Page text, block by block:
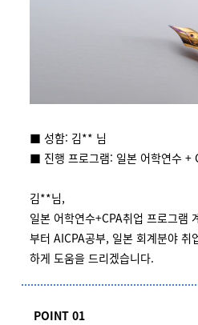
■ 성함: 김** 님
■ 진행 프로그램: 일본 어학연수 +
김**님,
일본 어학연수+CPA취업 프로그램
부터 AICPA공부, 일본 회계분야 취
하게 도움을 드리겠습니다.
POINT 01